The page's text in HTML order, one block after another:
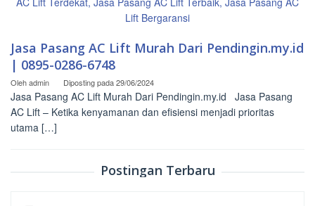
Jasa Pasang AC Lift Murah Dari Pendingin.my.id
| 0895-0286-6748
Olehadmin Diposting pada29/06/2024
Jasa Pasang AC Lift Murah Dari Pendingin.my.id Jasa Pasang
AC Lift – Ketika kenyamanan dan efisiensi menjadi prioritas
utama […]
Postingan Terbaru